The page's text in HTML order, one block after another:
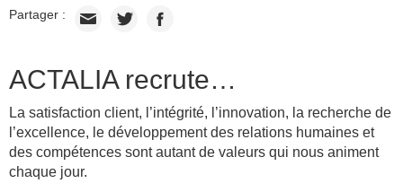
Partager :
ACTALIA recrute…
La satisfaction client, l’intégrité, l’innovation, la recherche de
l’excellence, le développement des relations humaines et
des compétences sont autant de valeurs qui nous animent
chaque jour.